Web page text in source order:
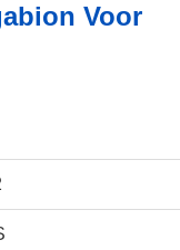
Voor